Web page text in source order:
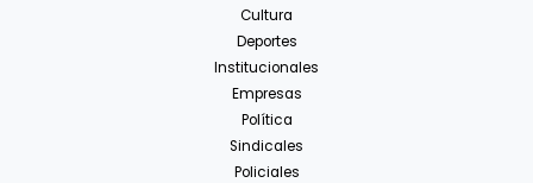
Cultura
Deportes
Institucionales
Empresas
Política
Sindicales
Policiales